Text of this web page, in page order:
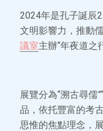
2024年是孔子誕辰
文明影響力，推動
議室主辦“年夜道之
展覽分為“溯古尋儒
品，依托豐富的考
思惟的焦點理念，